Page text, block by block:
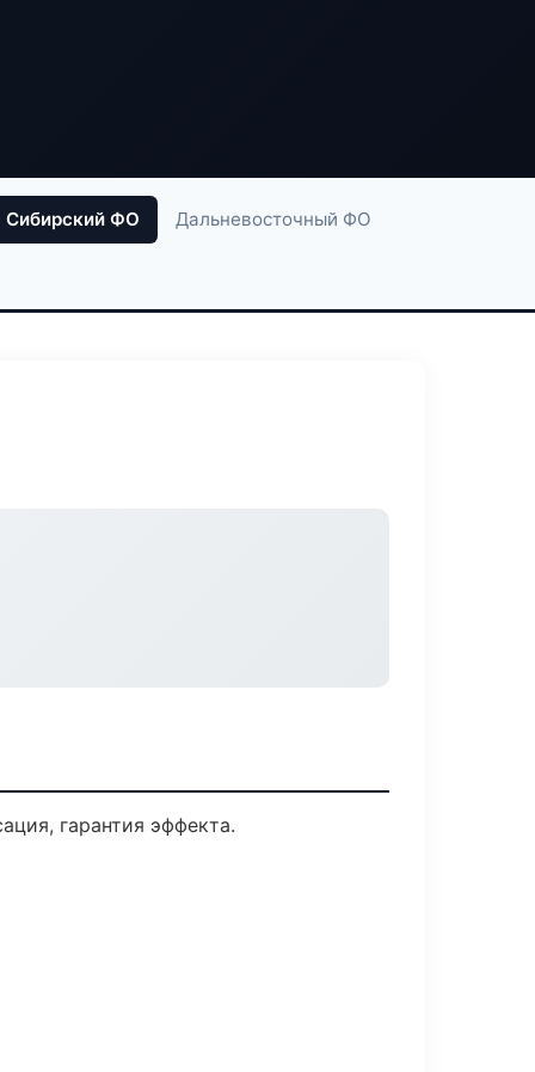
Сибирский ФО Дальневосточный ФО
гарантия эффекта.